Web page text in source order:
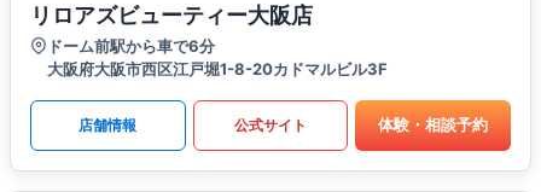
リロアズビューティー大阪店
ドーム前駅から車で6分
大阪府大阪市西区江戸堀1-8-20カドマルビル3F
店舗情報 公式サイト 体験・相談予約